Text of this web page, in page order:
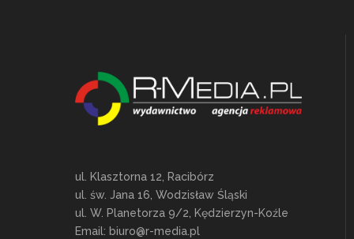
ul. Klasztorna 12, Racibórz
ul. św. Jana 16, Wodzisław Śląski
ul. W. Planetorza 9/2, Kędzierzyn-Koźle
Email: biuro@r-media.pl